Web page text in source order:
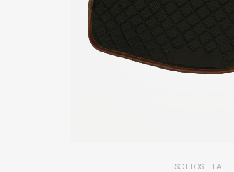
SOTTOSELLA